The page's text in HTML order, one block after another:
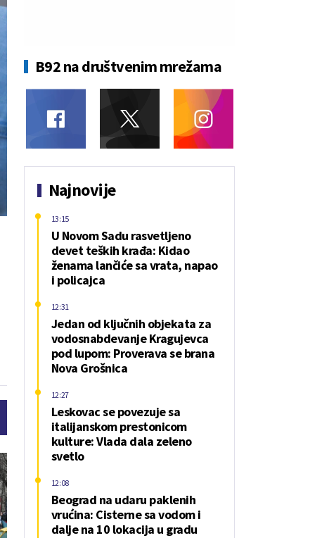
B92 na društvenim mrežama
Najnovije
U Novom Sadu rasvetljeno
devet teških krađa: Kidao
ženama lančiće sa vrata, napao
i policajca
13:15
Jedan od ključnih objekata za
vodosnabdevanje Kragujevca
pod lupom: Proverava se brana
Nova Grošnica
12:31
Leskovac se povezuje sa
italijanskom prestonicom
kulture: Vlada dala zeleno
svetlo
12:27
Beograd na udaru paklenih
vrućina: Cisterne sa vodom i
dalje na 10 lokacija u gradu
12:08